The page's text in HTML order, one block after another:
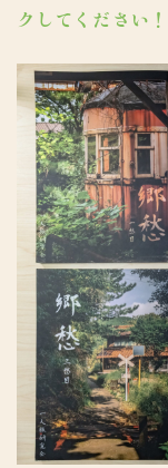
クしてください！